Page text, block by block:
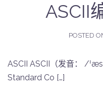
ASCII
POSTED
ASCII ASCII（发音： /
Standard Co […]